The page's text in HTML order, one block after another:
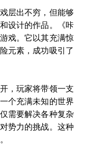
层出不穷，但能够
设计的作品。《咔
戏。它以其充满惊
元素，成功吸引了
，玩家将带领一支
个充满未知的世界
需要解决各种复杂
势力的挑战。这种